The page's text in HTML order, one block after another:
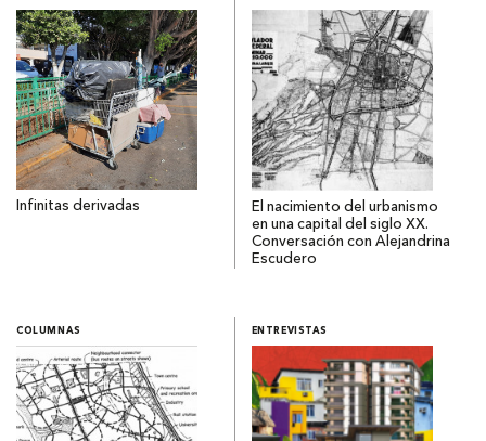
Infinitas derivadas
El nacimiento del urbanismo
en una capital del siglo XX.
Conversación con Alejandrina
Escudero
COLUMNAS ENTREVISTAS